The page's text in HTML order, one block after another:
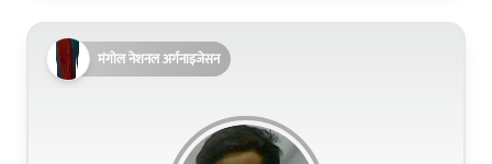
मंगोल नेशनल अर्गनाइजेसन